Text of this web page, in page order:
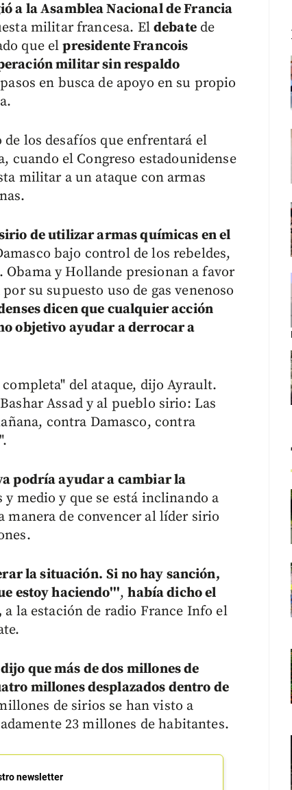
a la Asamblea Nacional de Francia
militar francesa. Eldebatede
que elpresidente Francois
militar sin respaldo
en busca de apoyo en su propio
los desafíos que enfrentará el
cuando el Congreso estadounidense
militar a un ataque con armas
de utilizar armas químicas en el
bajo control de los rebeldes,
y Hollande presionan a favor
su supuesto uso de gas venenoso
dicen que cualquier acción
objetivo ayudar a derrocar a
del ataque, dijo Ayrault.
Assad y al pueblo sirio: Las
contra Damasco, contra
podría ayudar a cambiar la
y medio y que se está inclinando a
manera de convencer al líder sirio
la situación. Si no hay sanción,
estoy haciendo''',había dicho el
a la estación de radio France Info el
que más de dos millones de
millones desplazados dentro de
de sirios se han visto a
23 millones de habitantes.
newsletter